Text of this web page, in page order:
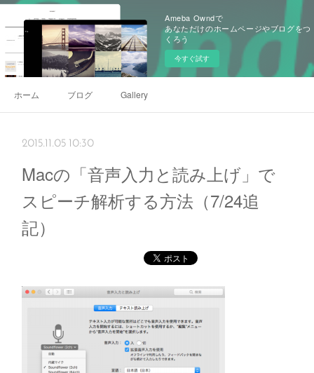
Ameba Owndで
あなただけのホームページやブログをつ
くろう
今すぐ試す
ホーム ブログ Gallery
2015.11.05 10:30
Macの「音声入力と読み上げ」で
スピーチ解析する方法（7/24追
記）